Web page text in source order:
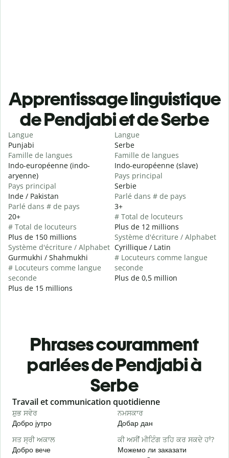
Apprentissage linguistique
de Pendjabi et de Serbe
Langue
Punjabi
Famille de langues
Indo-européenne (indo-
aryenne)
Pays principal
Inde / Pakistan
Parlé dans # de pays
20+
# Total de locuteurs
Plus de 150 millions
Système d'écriture / Alphabet
Gurmukhi / Shahmukhi
# Locuteurs comme langue
seconde
Plus de 15 millions
Langue
Serbe
Famille de langues
Indo-européenne (slave)
Pays principal
Serbie
Parlé dans # de pays
3+
# Total de locuteurs
Plus de 12 millions
Système d'écriture / Alphabet
Cyrillique / Latin
# Locuteurs comme langue
seconde
Plus de 0,5 million
Phrases couramment
parlées de Pendjabi à
Serbe
Slide 1 of 6
Travail et communication quotidienne
ਸ਼ੁਭ ਸਵੇਰ
Добро јутро
ਨਮਸਕਾਰ
Добар дан
ਸਤ ਸ੍ਰੀ ਅਕਾਲ
Добро вече
ਕੀ ਅਸੀਂ ਮੀਟਿੰਗ ਤਹਿ ਕਰ ਸਕਦੇ ਹਾਂ?
Можемо ли заказати